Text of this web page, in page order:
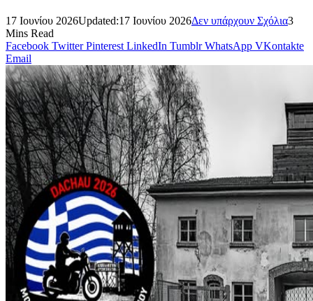
17 Ιουνίου 2026Updated:17 Ιουνίου 2026Δεν υπάρχουν Σχόλια3
Mins Read
Facebook Twitter Pinterest LinkedIn Tumblr WhatsApp VKontakte
Email